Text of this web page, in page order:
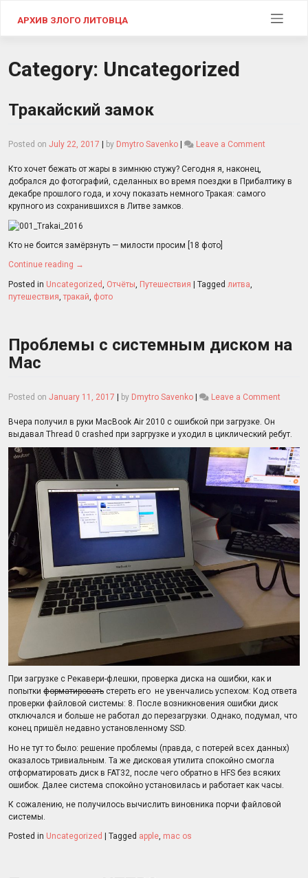
АРХИВ ЗЛОГО ЛИТОВЦА
Category: Uncategorized
Тракайский замок
Posted on July 22, 2017 | by Dmytro Savenko | Leave a Comment
Кто хочет бежать от жары в зимнюю стужу? Сегодня я, наконец,
добрался до фотографий, сделанных во время поездки в Прибалтику в
декабре прошлого года, и хочу показать немного Тракая: самого
крупного из сохранившихся в Литве замков.
Кто не боится замёрзнуть — милости просим [18 фото]
Continue reading →
Posted in Uncategorized Отчёты Путешествия | Tagged литва
путешествия ,тракай фото
Проблемы с системным диском на
Mac
Posted on January 11, 2017 | by Dmytro Savenko | Leave a Comment
на
Mac
Вчера получил в руки MacBook Air 2010 с ошибкой при загрузке. Он
выдавал Thread 0 crashed при заргрузке и уходил в циклический ребут.
При загрузке с Рекавери-флешки, проверка диска на ошибки, как и
попытки форматировать стереть его не увенчались успехом: Код ответа
проверки файловой системы: 8. После возникновения ошибки диск
отключался и больше не работал до перезагрузки. Однако, подумал, что
конец пришёл недавно установленному SSD.
Но не тут то было: решение проблемы (правда, с потерей всех данных)
оказалось тривиальным. Та же дисковая утилита спокойно смогла
отформатировать диск в FAT32, после чего обратно в HFS без всяких
ошибок. Далее система спокойно установилась и работает как часы.
К сожалению, не получилось вычислить виновника порчи файловой
системы.
Posted in Uncategorized Tagged apple, mac os